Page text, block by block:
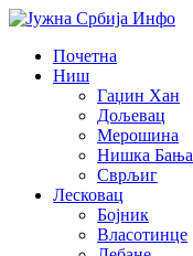
Почетна
Ниш
Гаџин Хан
Дољевац
Мерошина
Нишка Бања
Сврљиг
Лесковац
Бојник
Власотинце